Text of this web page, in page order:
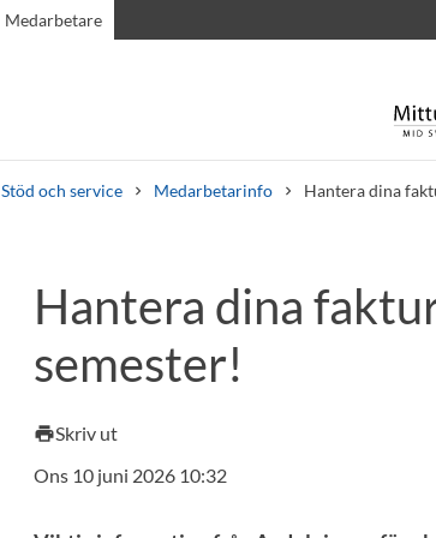
Medarbetare
Stöd och service Medarbetarinfo Hantera dina
Kursplaner VälkomstbrevPersonalLediga jobb
Hantera dina
semester!
printSkriv ut
Ons 10 juni 2026 10:32